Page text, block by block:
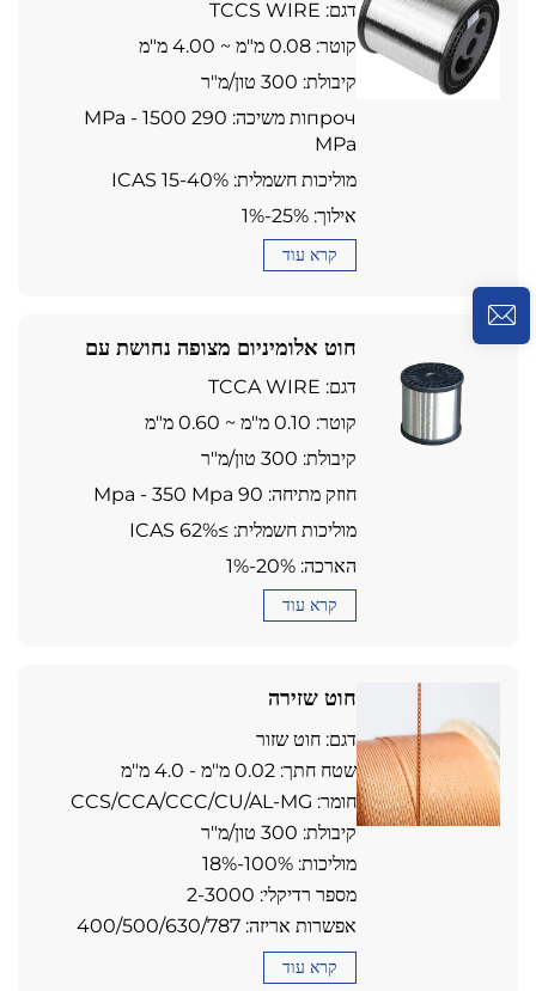
דגם: TCCS WIRE
קוטר: 0.08 מ"מ ~ 4.00 מ"מ
קיבולת: 300 טון/מ"ר
прочות משיכה: 290 MPa - 1500
MPa
מוליכות חשמלית: 15-40% ICAS
אילוך: 1%-25%
קרא עוד
חוט אלומיניום מצופה נחושת עם
ציפויолов (T-CCA)
דגם: TCCA WIRE
קוטר: 0.10 מ"מ ~ 0.60 מ"מ
קיבולת: 300 טון/מ"ר
חוזק מתיחה: 90 Mpa - 350 Mpa
מוליכות חשמלית: ≥62% ICAS
הארכה: 1%-20%
קרא עוד
חוט שזירה
דגם: חוט שזור
שטח חתך: 0.02 מ"מ - 4.0 מ"מ
חומר: CCS/CCA/CCC/CU/AL-MG
קיבולת: 300 טון/מ"ר
מוליכות: 18%-100%
מספר רדיקלי: 2-3000
אפשרות אריזה: 400/500/630/787
קרא עוד